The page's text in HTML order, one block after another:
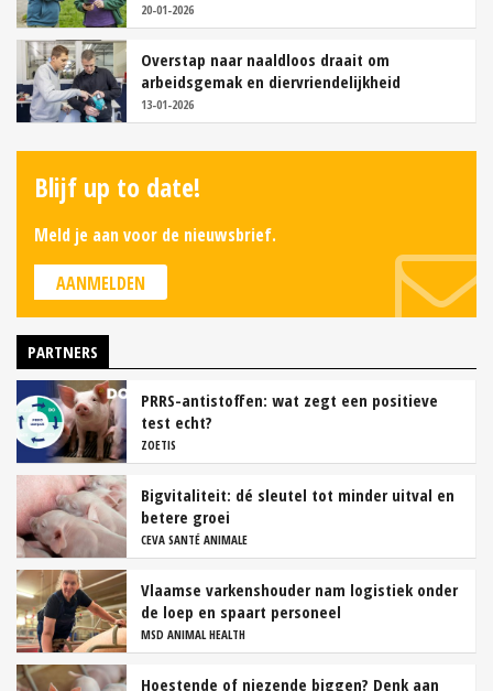
20-01-2026
Overstap naar naaldloos draait om
arbeidsgemak en diervriendelijkheid
13-01-2026
Blijf up to date!
Meld je aan voor de nieuwsbrief.
AANMELDEN
PARTNERS
PRRS-antistoffen: wat zegt een positieve
test echt?
ZOETIS
Bigvitaliteit: dé sleutel tot minder uitval en
betere groei
CEVA SANTÉ ANIMALE
Vlaamse varkenshouder nam logistiek onder
de loep en spaart personeel
MSD ANIMAL HEALTH
Hoestende of niezende biggen? Denk aan